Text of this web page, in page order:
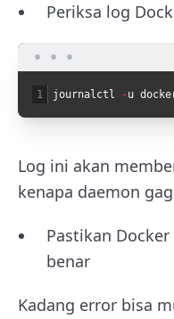
Periksa log
1 journalctl -u
Log ini akan
kenapa daemon
Pastikan
benar
Kadang error bisa